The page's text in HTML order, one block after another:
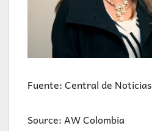
Fuente: Central de
Source: AW Colombia